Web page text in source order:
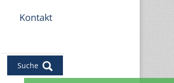
Kontakt
Suche